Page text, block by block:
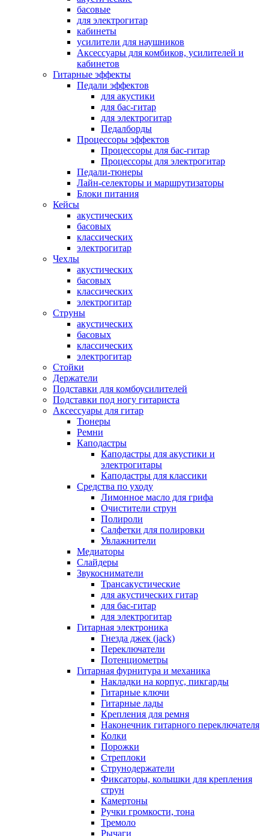
басовые
для электрогитар
кабинеты
усилители для наушников
Аксессуары для комбиков, усилителей и
кабинетов
Гитарные эффекты
Педали эффектов
для акустики
для бас-гитар
для электрогитар
Педалборды
Процессоры эффектов
Процессоры для бас-гитар
Процессоры для электрогитар
Педали-тюнеры
Лайн-селекторы и маршрутизаторы
Блоки питания
Кейсы
акустических
басовых
классических
электрогитар
Чехлы
акустических
басовых
классических
электрогитар
Струны
акустических
басовых
классических
электрогитар
Стойки
Держатели
Подставки для комбоусилителей
Подставки под ногу гитариста
Аксессуары для гитар
Тюнеры
Ремни
Каподастры
Каподастры для акустики и
электрогитары
Каподастры для классики
Средства по уходу
Лимонное масло для грифа
Очистители струн
Полироли
Салфетки для полировки
Увлажнители
Медиаторы
Слайдеры
Звукосниматели
Трансакустические
для акустических гитар
для бас-гитар
для электрогитар
Гитарная электроника
Гнезда джек (jack)
Переключатели
Потенциометры
Гитарная фурнитура и механика
Накладки на корпус, пикгарды
Гитарные ключи
Гитарные лады
Крепления для ремня
Наконечник гитарного переключателя
Колки
Порожки
Стреплоки
Струнодержатели
Фиксаторы, колышки для крепления
струн
Камертоны
Ручки громкости, тона
Тремоло
Рычаги